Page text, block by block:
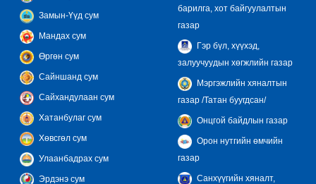
Замын-Үүд сум
Мандах сум
Өргөн сум
Сайншанд сум
Сайхандулаан сум
Хатанбулаг сум
Хөвсгөл сум
Улаанбадрах сум
Эрдэнэ сум
барилга, хот байгуулалтын
газар
Гэр бүл, хүүхэд,
залуучуудын хөгжлийн газар
Мэргэжлийн хяналтын
газар /Татан буугдсан/
Онцгой байдлын газар
Орон нутгийн өмчийн
газар
Санхүүгийн хяналт,